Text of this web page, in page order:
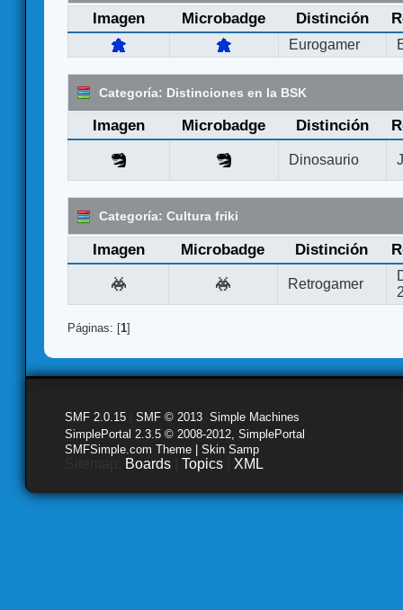
Imagen Microbadge Distinción
Eurogamer
Categoría: Distinciones en la BSK
Imagen Microbadge Distinción
Dinosaurio
Categoría: Cultura friki
Imagen Microbadge Distinción
Retrogamer
Páginas: [1]
SMF 2.0.15 SMF © 2013 Simple Machines
SimplePortal 2.3.5 © 2008-2012, SimplePortal
SMFSimple.com Theme | Skin Samp
Boards Topics XML